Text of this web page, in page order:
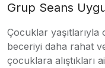
Grup Seans
Çocuklar
beceriyi daha rahat
çocuklara alıştıkları